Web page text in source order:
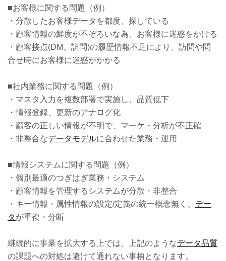
■お客様に関する問題（例）
・分散したお客様データを都度、探している
・顧客情報の鮮度が不ぞろいな為、お客様に迷惑をかける
・顧客接点(DM、訪問)の履歴情報不足により、訪問や問
合せ時にお客様に迷惑がかかる
■社内業務に関する問題（例）
・マスタ入力を複数部署で実施し、品質低下
・情報登録、更新のアナログ化
・顧客の正しい情報が不明で、マーケ・分析が不正確
・非整合なデータモデルに合わせた業務・運用
■情報システムに関する問題（例）
・個別最適のつぎはぎ業務・システム
・顧客情報を管理するシステムが分散・非整合
・キー情報・属性情報の設定/定義の統一概念無く、 デー
タが重複・分断
継続的に事業を拡大する上では、上記のようなデータ品質
の課題への対処は避けて通れない事柄となります。